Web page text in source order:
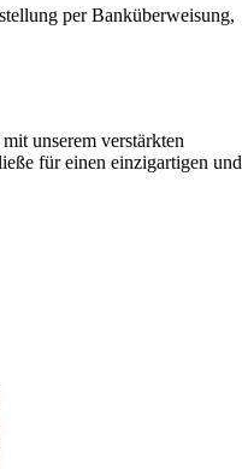
per Banküberweisung,
unserem verstärkten
für einen einzigartigen und